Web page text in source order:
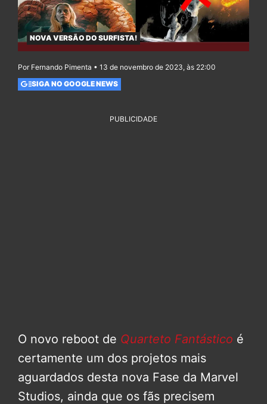
NOVA VERSÃO DO SURFISTA!
Por Fernando Pimenta • 13 de novembro de 2023, às 22:00
SIGA NO GOOGLE NEWS
PUBLICIDADE
O novo reboot de Quarteto Fantástico é
certamente um dos projetos mais
aguardados desta nova Fase da Marvel
Studios, ainda que os fãs precisem